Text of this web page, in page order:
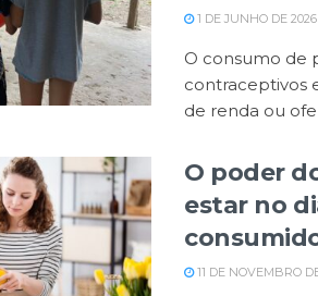
1 DE JUNHO DE 2026
O consumo de
contraceptivos
de renda ou
O poder
estar no
11 DE NOVEMBRO